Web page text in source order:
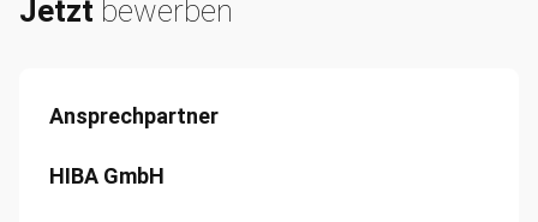
Jetzt bewerben
Ansprechpartner
HIBA GmbH